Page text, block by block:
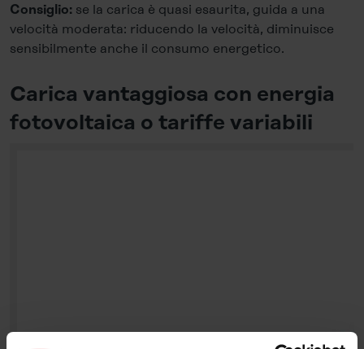
Consiglio: se la carica è quasi esaurita, guida a una
velocità moderata: riducendo la velocità, diminuisce
sensibilmente anche il consumo energetico.
Carica vantaggiosa con energia
fotovoltaica o tariffe variabili